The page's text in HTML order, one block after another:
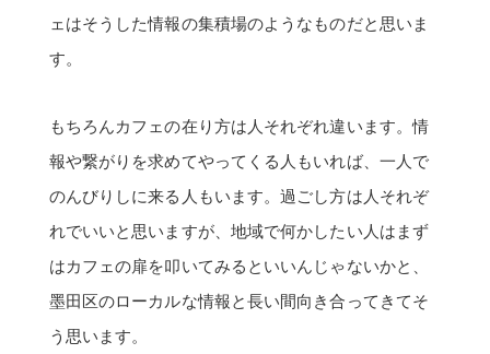
ェはそうした情報の集積場のようなものだと思いま
す。
もちろんカフェの在り方は人それぞれ違います。情
報や繋がりを求めてやってくる人もいれば、一人で
のんびりしに来る人もいます。過ごし方は人それぞ
れでいいと思いますが、地域で何かしたい人はまず
はカフェの扉を叩いてみるといいんじゃないかと、
墨田区のローカルな情報と長い間向き合ってきてそ
う思います。